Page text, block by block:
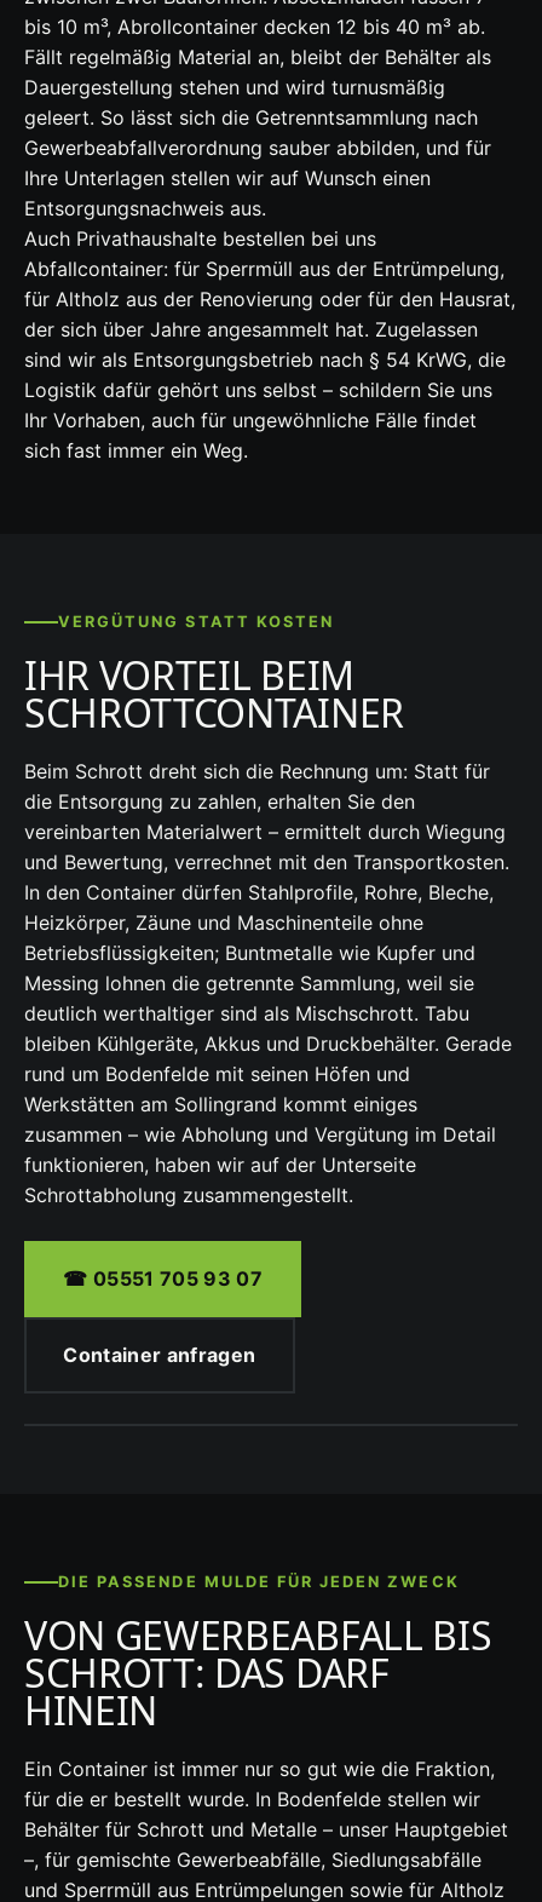
bis 10 m³, Abrollcontainer decken 12 bis 40 m³ ab.
Fällt regelmäßig Material an, bleibt der Behälter als
Dauergestellung stehen und wird turnusmäßig
geleert. So lässt sich die Getrenntsammlung nach
Gewerbeabfallverordnung sauber abbilden, und für
Ihre Unterlagen stellen wir auf Wunsch einen
Entsorgungsnachweis aus.
Auch Privathaushalte bestellen bei uns
Abfallcontainer: für Sperrmüll aus der Entrümpelung,
für Altholz aus der Renovierung oder für den Hausrat,
der sich über Jahre angesammelt hat. Zugelassen
sind wir als Entsorgungsbetrieb nach § 54 KrWG, die
Logistik dafür gehört uns selbst – schildern Sie uns
Ihr Vorhaben, auch für ungewöhnliche Fälle findet
sich fast immer ein Weg.
VERGÜTUNG STATT KOSTEN
IHR VORTEIL BEIM
SCHROTTCONTAINER
Beim Schrott dreht sich die Rechnung um: Statt für
die Entsorgung zu zahlen, erhalten Sie den
vereinbarten Materialwert – ermittelt durch Wiegung
und Bewertung, verrechnet mit den Transportkosten.
In den Container dürfen Stahlprofile, Rohre, Bleche,
Heizkörper, Zäune und Maschinenteile ohne
Betriebsflüssigkeiten; Buntmetalle wie Kupfer und
Messing lohnen die getrennte Sammlung, weil sie
deutlich werthaltiger sind als Mischschrott. Tabu
bleiben Kühlgeräte, Akkus und Druckbehälter. Gerade
rund um Bodenfelde mit seinen Höfen und
Werkstätten am Sollingrand kommt einiges
zusammen – wie Abholung und Vergütung im Detail
funktionieren, haben wir auf der Unterseite
Schrottabholung zusammengestellt.
☎ 05551 705 93 07
Container anfragen
DIE PASSENDE MULDE FÜR JEDEN ZWECK
VON GEWERBEABFALL BIS
SCHROTT: DAS DARF
HINEIN
Ein Container ist immer nur so gut wie die Fraktion,
für die er bestellt wurde. In Bodenfelde stellen wir
Behälter für Schrott und Metalle – unser Hauptgebiet
–, für gemischte Gewerbeabfälle, Siedlungsabfälle
und Sperrmüll aus Entrümpelungen sowie für Altholz